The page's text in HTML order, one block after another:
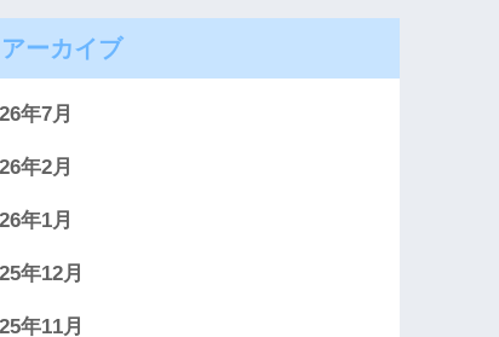
アーカイブ
年7月
年2月
年1月
年12月
年11月